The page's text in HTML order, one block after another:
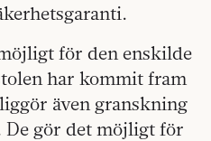
för den enskilde
har kommit fram
även granskning
gör det möjligt för